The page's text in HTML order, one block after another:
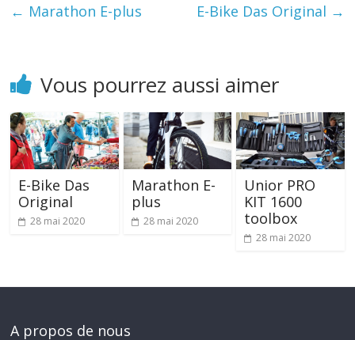
← Marathon E-plus E-Bike Das Original →
Vous pourrez aussi aimer
E-Bike Das
Original
28 mai 2020
Marathon E-
plus
28 mai 2020
Unior PRO
KIT 1600
toolbox
28 mai 2020
A propos de nous